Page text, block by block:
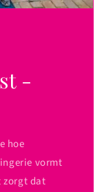
-
hoe
vormt
zorgt dat